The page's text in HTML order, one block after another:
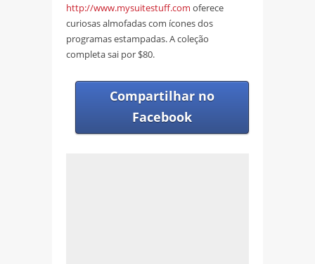
http://www.mysuitestuff.com oferece
curiosas almofadas com ícones dos
programas estampadas. A coleção
completa sai por $80.
Compartilhar no
Facebook